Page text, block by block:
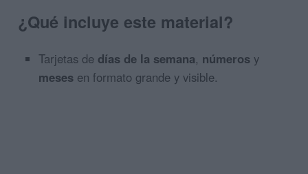
¿Qué incluye este material?
Tarjetas de días de la semana, números y
meses en formato grande y visible.